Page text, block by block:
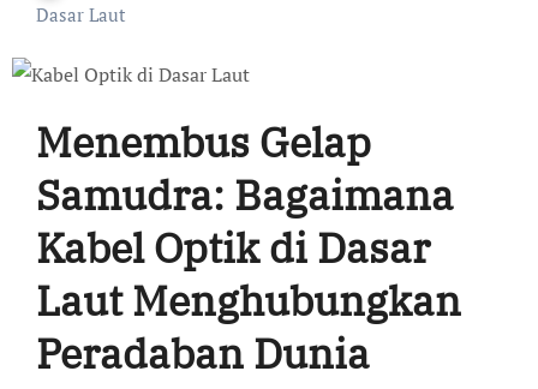
Dasar Laut
Menembus Gelap
Samudra: Bagaimana
Kabel Optik di Dasar
Laut Menghubungkan
Peradaban Dunia